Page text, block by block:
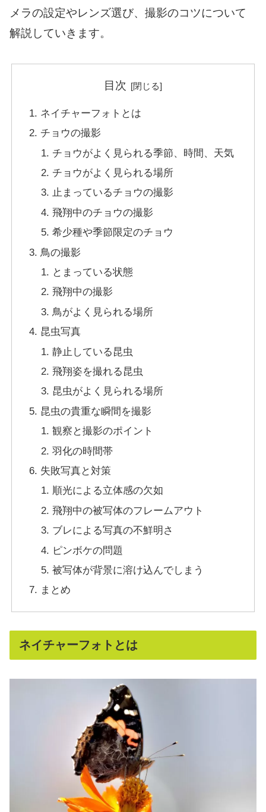
メラの設定やレンズ選び、撮影のコツについて
解説していきます。
目次
ネイチャーフォトとは
チョウの撮影
チョウがよく見られる季節、時間、天気
チョウがよく見られる場所
止まっているチョウの撮影
飛翔中のチョウの撮影
希少種や季節限定のチョウ
鳥の撮影
とまっている状態
飛翔中の撮影
鳥がよく見られる場所
昆虫写真
静止している昆虫
飛翔姿を撮れる昆虫
昆虫がよく見られる場所
昆虫の貴重な瞬間を撮影
観察と撮影のポイント
羽化の時間帯
失敗写真と対策
順光による立体感の欠如
飛翔中の被写体のフレームアウト
ブレによる写真の不鮮明さ
ピンボケの問題
被写体が背景に溶け込んでしまう
まとめ
ネイチャーフォトとは